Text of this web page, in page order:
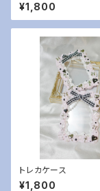
¥1,800
トレカケース
¥1,800